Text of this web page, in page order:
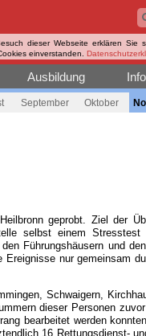
dieser Webseite erklären Sie
einverstanden.
Ausbildung
September Oktober
geprobt. Ziel der
selbst einem
Führungshäusern und
nur gemeinsam
Schwaigern,
dieser Personen
bearbeitet werden
16 Rettungsdienst-